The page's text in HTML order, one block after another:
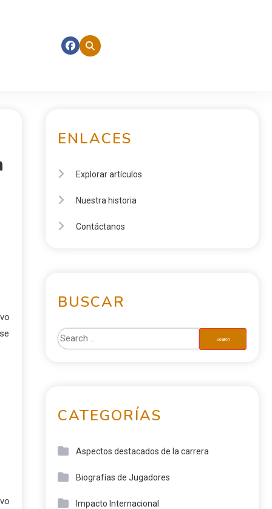
ENLACES
Explorar artículos
Nuestra historia
Contáctanos
BUSCAR
CATEGORÍAS
Aspectos destacados de la carrera
Biografías de Jugadores
Impacto Internacional